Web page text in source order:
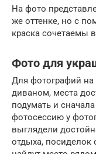
На фото
же оттенке, но с
краска сочетаемы
Фото для
Для фотографий на
диваном, места
подумать и
фотосессию у
выглядели
отдыха, посиделок